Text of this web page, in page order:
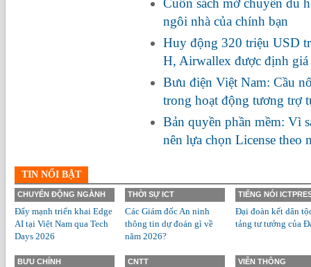
Cuốn sách mở chuyến du
ngôi nhà của chính bạn
Huy động 320 triệu USD
H, Airwallex được định
Bưu điện Việt Nam: Cầu
trong hoạt động tương trợ
Bản quyền phần mềm: Vì
nên lựa chọn License theo
TIN NỔI BẬT
CHUYỂN ĐỘNG NGÀNH
Đẩy mạnh triển khai Edge
AI tại Việt Nam qua Tech
Days 2026
THỜI SỰ ICT
Các Giám đốc An ninh
thông tin dự đoán gì về
năm 2026?
TIẾNG NÓI
Đại đoàn kết dân
tảng tư tưởng của
BƯU CHÍNH CNTT VIỄN THÔNG